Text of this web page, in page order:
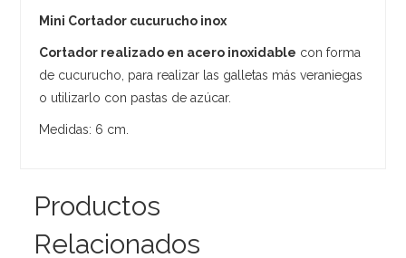
Mini Cortador cucurucho inox
Cortador realizado en acero inoxidable con forma
de cucurucho, para realizar las galletas más veraniegas
o utilizarlo con pastas de azúcar.
Medidas: 6 cm.
Productos
Relacionados